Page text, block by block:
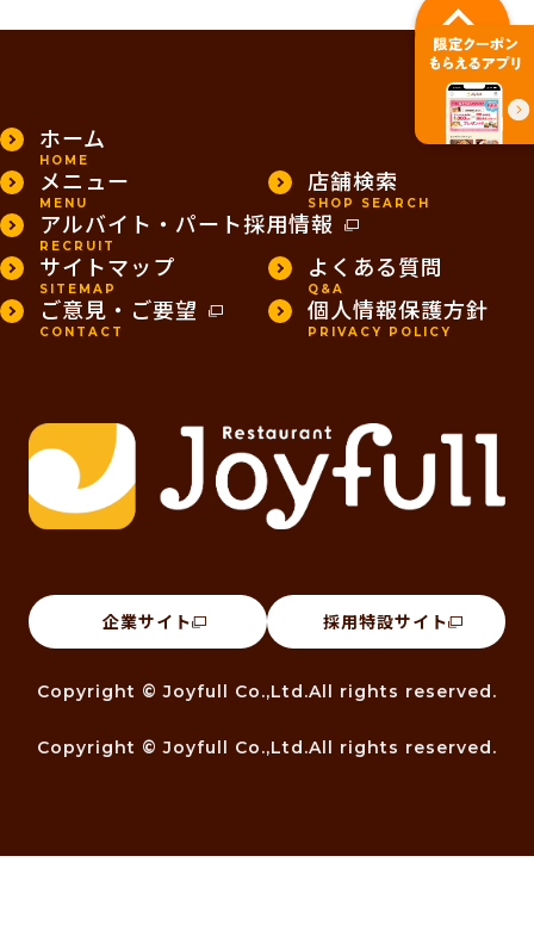
PAGE TOP
ホーム
HOME
メニュー
MENU
店舗検索
SHOP SEARCH
アルバイト・パート採用情報
RECRUIT
サイトマップ
SITEMAP
よくある質問
Q&A
ご意見・ご要望
CONTACT
個人情報保護方針
PRIVACY POLICY
企業サイト 採用特設サイト
Copyright © Joyfull Co.,Ltd.All rights reserved.
Copyright © Joyfull Co.,Ltd.All rights reserved.